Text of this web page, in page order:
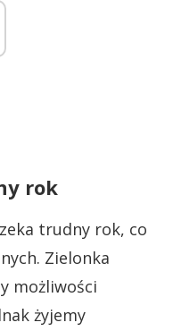
rok
trudny rok, co
Zielonka
możliwości
żyjemy